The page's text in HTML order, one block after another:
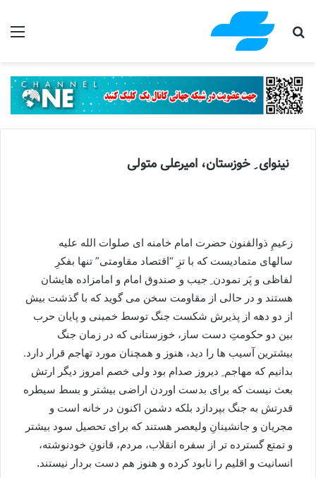
جستجو برای
نینوای ِ خوزستان، امیرعلی متولی
زعیمِ ذوالفنون حضرت امام خامنه ای صلوات الله علیه
سالهای متمادیست که با تزِ “اقتصاد مقاومتی” تنها بفکرِ
لفاظی و پَر نمودن ِ جیب و صندوق امام و امامزاده هایشان
هستند و در حالی از مقاومت سخن می گوید که با گذشت بیش
از دو دهه از پذیرش شکست جنگ توسط خمینی و پایان حرب
بین دو حکومتِ دست ساز، خوزستانی که در زمان جنگ
بیشترین آسیب ها را دید، هنوز و همچنان مورد تهاجم قرار دارد.
بدانیم که مهاجم ِ دیروز صدام بود ولی خصم امروز دیگر ارتش
بعث نیست که برای بدست اوردن اراضی بیشتر و بسط سیطره
قدرتش به جنگ بپردازد بلکه دشمن اکنون در خانه است و
مجریان و جانشینانِ ولیعصر هستند که برای تحصیل سود بیشتر
و تمتع گسترده تر از سفره انقلاب، مردم، قانونِ خودنوشته،
انسانیت و اقلیم را نابود کرده و هنوز هم دست بردار نیستند.